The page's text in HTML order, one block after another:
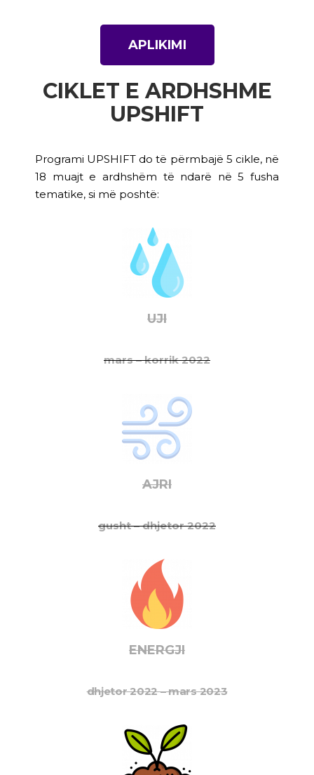
APLIKIMI
CIKLET E ARDHSHME
UPSHIFT
Programi UPSHIFT do të përmbajë 5 cikle, në
18 muajt e ardhshëm të ndarë në 5 fusha
tematike, si më poshtë:
UJI
mars – korrik 2022
AJRI
gusht – dhjetor 2022
ENERGJI
dhjetor 2022 – mars 2023